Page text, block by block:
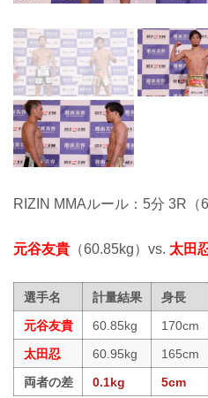
RIZIN MMAルール：5分 3R（
元谷友貴 （60.85kg）vs. 太田
選手名 計量結果 身長
元谷友貴
60.85kg 170cm
太田忍
60.95kg 165cm
両者の差
0.1kg 5cm